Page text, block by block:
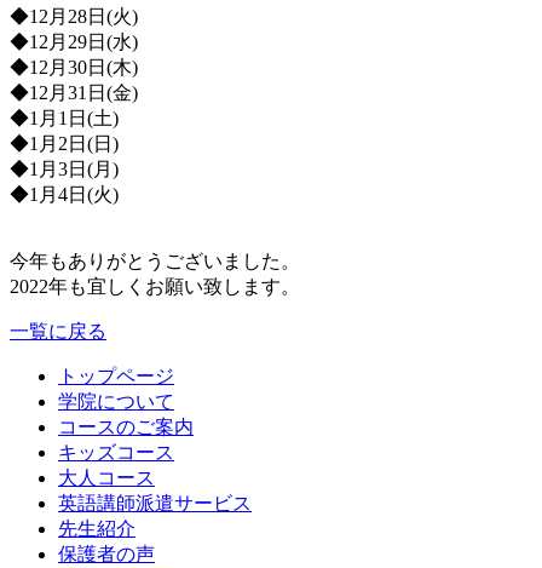
◆12月28日(火)
◆12月29日(水)
◆12月30日(木)
◆12月31日(金)
◆1月1日(土)
◆1月2日(日)
◆1月3日(月)
◆1月4日(火)
今年もありがとうございました。
2022年も宜しくお願い致します。
一覧に戻る
トップページ
学院について
コースのご案内
キッズコース
大人コース
英語講師派遣サービス
先生紹介
保護者の声